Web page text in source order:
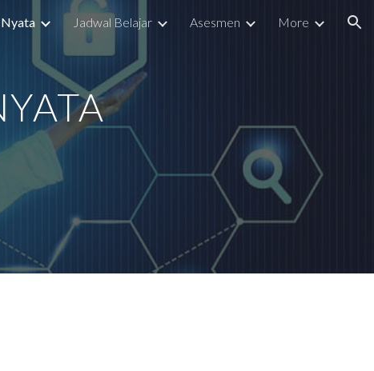
Jadwal Belajar Asesmen More